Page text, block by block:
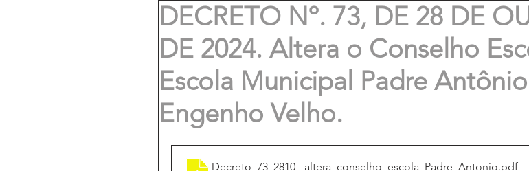
DECRETO Nº. 73, DE 28 DE
DE 2024. Altera o Conselho
Escola Municipal Padre
Engenho Velho.
Decreto_73_2810 - altera_conselho_escola_Padre_Antonio.pdf